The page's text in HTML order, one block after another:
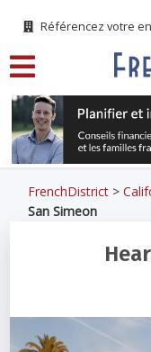
Référencez votre
FrenchDistrict >
San Simeon